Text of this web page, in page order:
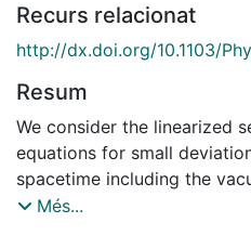
Recurs relacionat
http://dx.doi.org/10.1103/
Resum
We consider the linearized
equations for small
spacetime including the
conformal fields. Employing
Més...